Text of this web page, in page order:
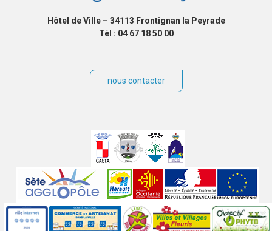
Hôtel de Ville – 34113 Frontignan la Peyrade
Tél : 04 67 18 50 00
nous contacter
partenaires
Labels